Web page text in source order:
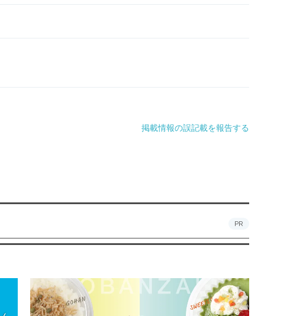
掲載情報の誤記載を報告する
PR